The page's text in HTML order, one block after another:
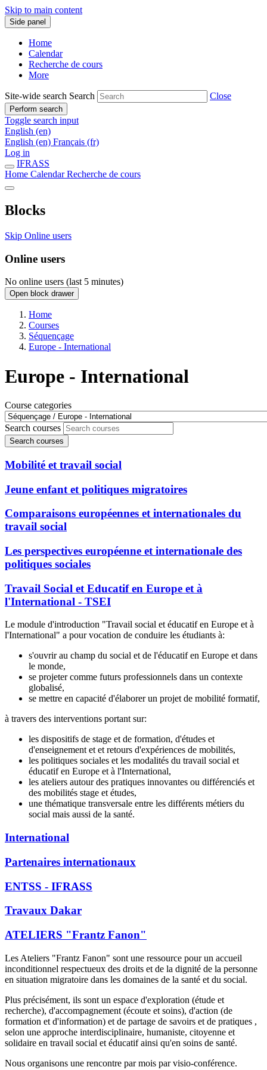
Skip to main content
Side panel
Home
Calendar
Recherche de cours
More
Site-wide search Search Close
Perform search
Toggle search input
English ‎(en)‎
English ‎(en)‎ Français ‎(fr)‎
Log in
IFRASS
Home CalendarRecherche de cours
Blocks
Skip Online users
Online users
No online users (last 5 minutes)
Open block drawer
Home
Courses
Séquençage
Europe - International
Europe - International
Course categories
Search courses
Search courses
Mobilité et travail social
Jeune enfant et politiques migratoires
Comparaisons européennes et internationales du
travail social
Les perspectives européenne et internationale des
politiques sociales
Travail Social et Educatif en Europe et à
l'International - TSEI
Le module d'introduction "Travail social et éducatif en Europe et à
l'International" a pour vocation de conduire les étudiants à:
s'ouvrir au champ du social et de l'éducatif en Europe et dans
le monde,
se projeter comme futurs professionnels dans un contexte
globalisé,
se mettre en capacité d'élaborer un projet de mobilité formatif,
à travers des interventions portant sur:
les dispositifs de stage et de formation, d'études et
d'enseignement et et retours d'expériences de mobilités,
les politiques sociales et les modalités du travail social et
éducatif en Europe et à l'International,
les ateliers autour des pratiques innovantes ou différenciés et
des mobilités stage et études,
une thématique transversale entre les différents métiers du
social mais aussi de la santé.
International
Partenaires internationaux
ENTSS - IFRASS
Travaux Dakar
ATELIERS "Frantz Fanon"
Les Ateliers "Frantz Fanon" sont une ressource pour un accueil
inconditionnel respectueux des droits et de la dignité de la personne
en situation migratoire dans les domaines de la santé et du social.
Plus précisément, ils sont un espace d'exploration (étude et
recherche), d'accompagnement (écoute et soins), d'action (de
formation et d'information) et de partage de savoirs et de pratiques ,
selon une approche interdisciplinaire, humaniste, citoyenne et
solidaire en travail social et éducatif ainsi qu'en soins de santé.
Nous organisons une rencontre par mois par visio-conférence.